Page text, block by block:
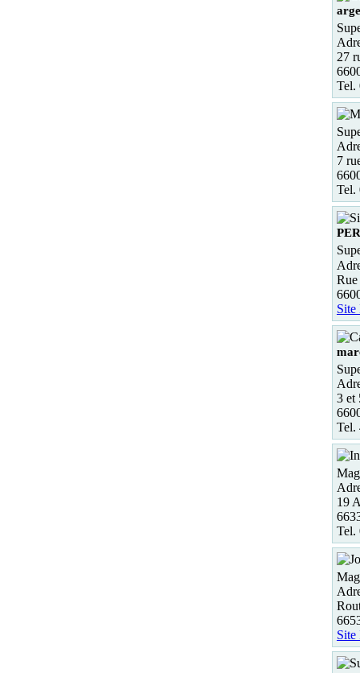
27
Tel.
7
Tel.
Site
3 et
Tel.
19
Tel.
Site